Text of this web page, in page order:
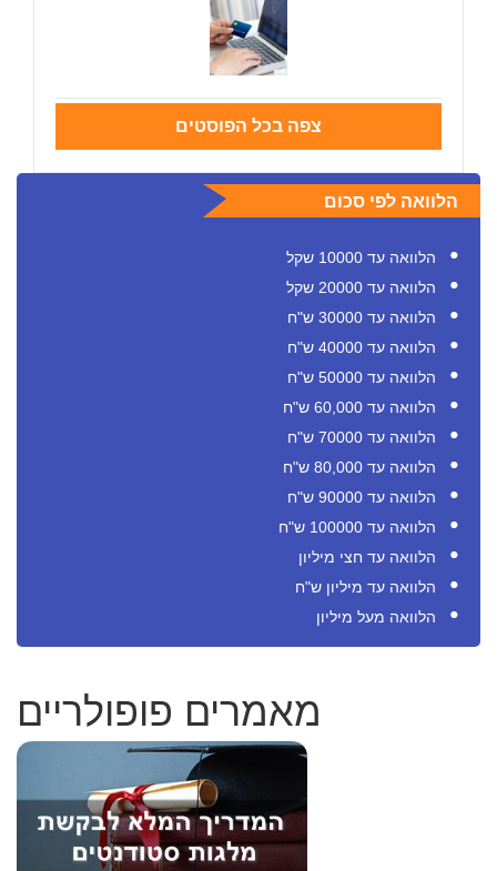
צפה בכל הפוסטים
הלוואה לפי סכום
הלוואה עד 10000 שקל
הלוואה עד 20000 שקל
הלוואה עד 30000 ש"ח
הלוואה עד 40000 ש"ח
הלוואה עד 50000 ש"ח
הלוואה עד 60,000 ש"ח
הלוואה עד 70000 ש"ח
הלוואה עד 80,000 ש"ח
הלוואה עד 90000 ש"ח
הלוואה עד 100000 ש"ח
הלוואה עד חצי מיליון
הלוואה עד מיליון ש"ח
הלוואה מעל מיליון
מאמרים פופולריים